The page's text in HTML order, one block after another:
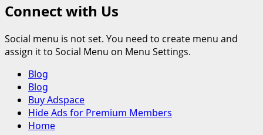
Connect with Us
Social menu is not set. You need to create menu and
assign it to Social Menu on Menu Settings.
Primary
Menu
Blog
Blog
Buy Adspace
Hide Ads for Premium Members
Home